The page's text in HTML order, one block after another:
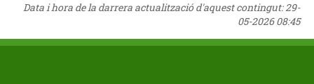
Data i hora de la darrera actualització d'aquest contingut:29-
05-2026 08:45